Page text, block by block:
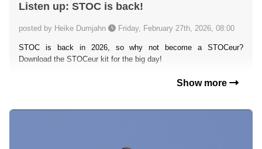
Listen up: STOC is back!
posted by Heike Dumjahn Friday, February 27th, 2026, 08:00
STOC is back in 2026, so why not become a STOCeur?
Download the STOCeur kit for the big day!
Show more